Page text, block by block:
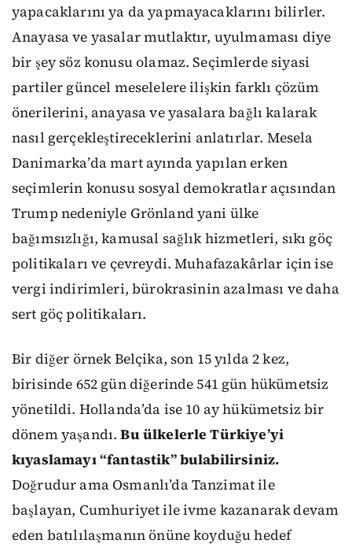
yapacaklarını ya da yapmayacaklarını bilirler.
Anayasa ve yasalar mutlaktır, uyulmaması diye
bir şey söz konusu olamaz. Seçimlerde siyasi
partiler güncel meselelere ilişkin farklı çözüm
önerilerini, anayasa ve yasalara bağlı kalarak
nasıl gerçekleştireceklerini anlatırlar. Mesela
Danimarka’da mart ayında yapılan erken
seçimlerin konusu sosyal demokratlar açısından
Trump nedeniyle Grönland yani ülke
bağımsızlığı, kamusal sağlık hizmetleri, sıkı göç
politikaları ve çevreydi. Muhafazakârlar için ise
vergi indirimleri, bürokrasinin azalması ve daha
sert göç politikaları.
Bir diğer örnek Belçika, son 15 yılda 2 kez,
birisinde 652 gün diğerinde 541 gün hükümetsiz
yönetildi. Hollanda’da ise 10 ay hükümetsiz bir
dönem yaşandı.Bu ülkelerle Türkiye’yi
kıyaslamayı “fantastik” bulabilirsiniz.
Doğrudur ama Osmanlı’da Tanzimat ile
başlayan, Cumhuriyet ile ivme kazanarak devam
eden batılılaşmanın önüne koyduğu hedef